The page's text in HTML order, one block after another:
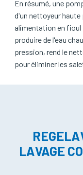
En résumé, une
d'un nettoyeur haute
alimentation en fioul
produire de l'eau
pression, rend le
pour éliminer les
LAVAGE